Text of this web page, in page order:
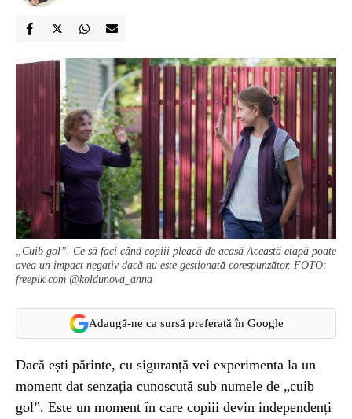
„Cuib gol”. Ce să faci când copiii pleacă de acasă Această etapă poate
avea un impact negativ dacă nu este gestionată corespunzător. FOTO:
freepik.com @koldunova_anna
Adaugă-ne ca sursă preferată în Google
Dacă ești părinte, cu siguranță vei experimenta la un
moment dat senzația cunoscută sub numele de „cuib
gol”. Este un moment în care copiii devin independenți